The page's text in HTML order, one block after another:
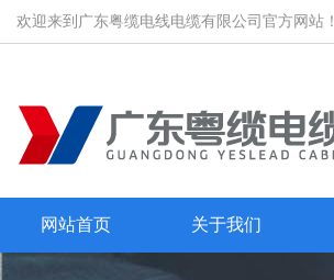
欢迎来到广东粤缆电线电缆有限公司官方网站！
网站首页 关于我们